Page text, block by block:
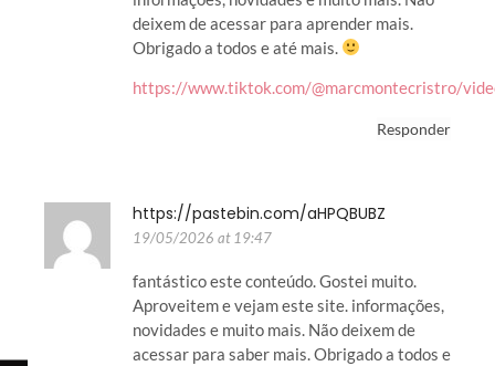
deixem de acessar para aprender mais.
Obrigado a todos e até mais.
https://www.tiktok.com/@marcmontecristro/
Responder
https://pastebin.com/aHPQBUBZ
19/05/2026 at 19:47
fantástico este conteúdo. Gostei muito.
Aproveitem e vejam este site. informações,
novidades e muito mais. Não deixem de
acessar para saber mais. Obrigado a todos e